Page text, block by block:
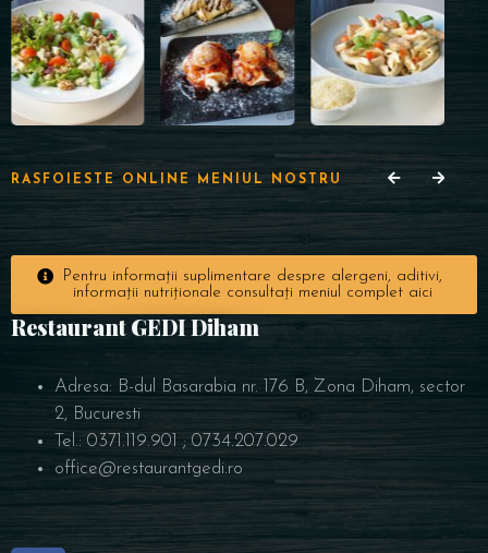
RASFOIESTE ONLINE MENIUL NOSTRU
Pentru informații suplimentare despre alergeni, aditivi,
informații nutriționale consultați meniul complet aici
Restaurant GEDI Diham
Adresa: B-dul Basarabia nr. 176 B, Zona Diham, sector
2, Bucuresti
Tel.: 0371.119.901 ; 0734.207.029
office@restaurantgedi.ro